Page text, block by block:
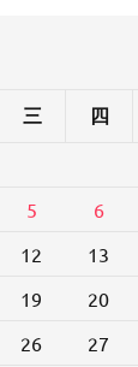
三 四
5 6
12 13
19 20
26 27